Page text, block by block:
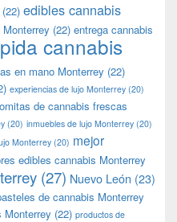
(22) edibles cannabis
(22) entrega cannabis
cannabis
en mano Monterrey (22)
experiencias de lujo Monterrey (20)
de cannabis frescas
(20) inmuebles de lujo Monterrey (20)
Monterrey(20) mejor
edibles cannabis Monterrey
(27) Nuevo León (23)
de cannabis Monterrey
Monterrey (22) productos de